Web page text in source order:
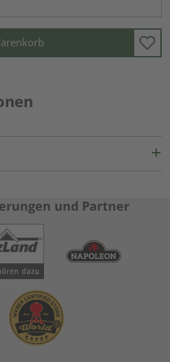
und Partner